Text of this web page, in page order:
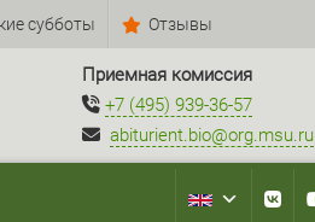
субботы Отзывы
Приемная комиссия
+7 (495) 939-36-57
abiturient.bio@org.msu.ru